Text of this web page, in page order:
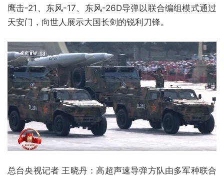
鹰击-21、东风-17、东风-26D导弹以联合编组模式通过
天安门，向世人展示大国长剑的锐利刀锋。
总台央视记者 王晓丹：高超声速导弹方队由多军种联合